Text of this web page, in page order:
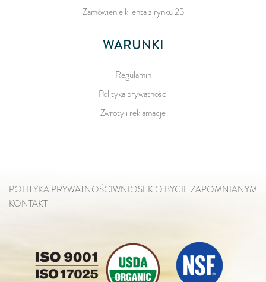
Zamówienie klienta z rynku 25
WARUNKI
Regulamin
Polityka prywatności
Zwroty i reklamacje
POLITYKA PRYWATNOŚCIWNIOSEK O BYCIE ZAPOMNIANYM
KONTAKT